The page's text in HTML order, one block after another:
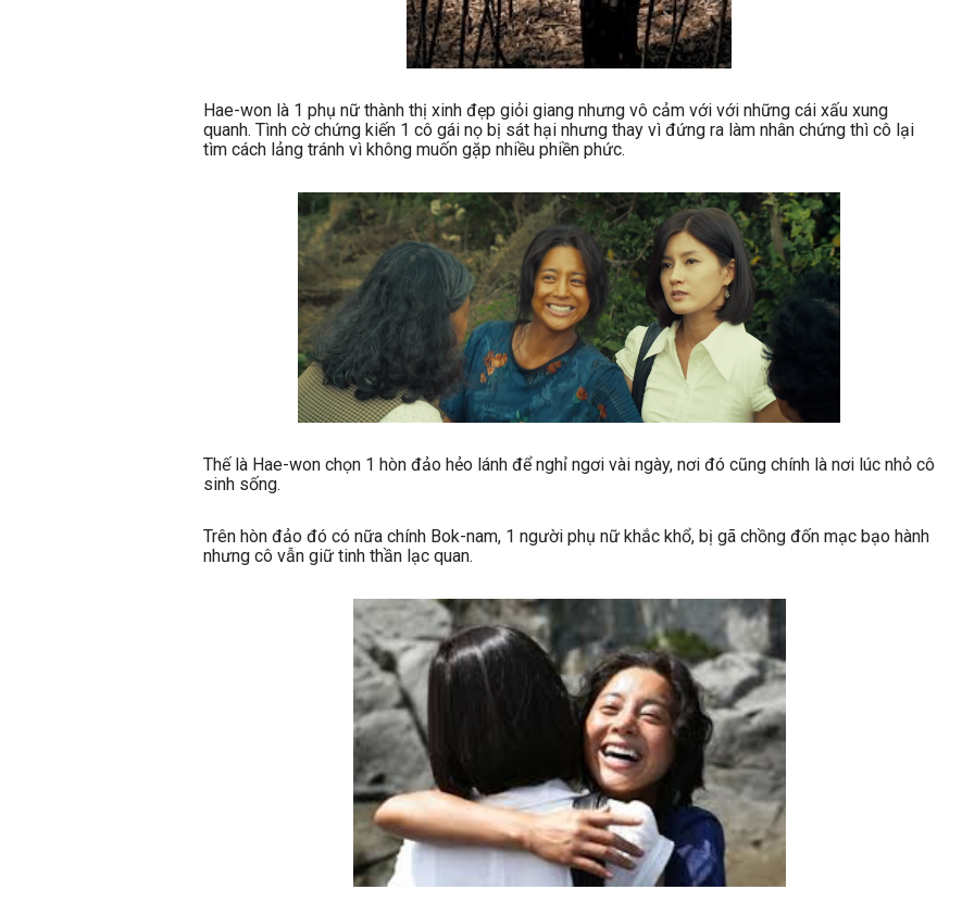
Hae-won là 1 phụ nữ thành thị xinh đẹp giỏi giang nhưng vô cảm với với những cái xấu xung
quanh. Tình cờ chứng kiến 1 cô gái nọ bị sát hại nhưng thay vì đứng ra làm nhân chứng thì cô lại
tìm cách lảng tránh vì không muốn gặp nhiều phiền phức.
Thế là Hae-won chọn 1 hòn đảo hẻo lánh để nghỉ ngơi vài ngày, nơi đó cũng chính là nơi lúc nhỏ cô
sinh sống.
Trên hòn đảo đó có nữa chính Bok-nam, 1 người phụ nữ khắc khổ, bị gã chồng đốn mạc bạo hành
nhưng cô vẫn giữ tinh thần lạc quan.